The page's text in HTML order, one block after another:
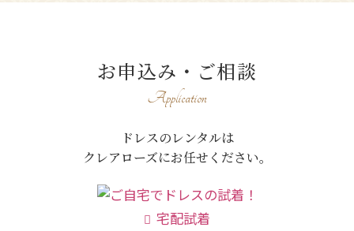
お申込み・ご相談
Application
ドレスのレンタルは
クレアローズにお任せください。
宅配試着